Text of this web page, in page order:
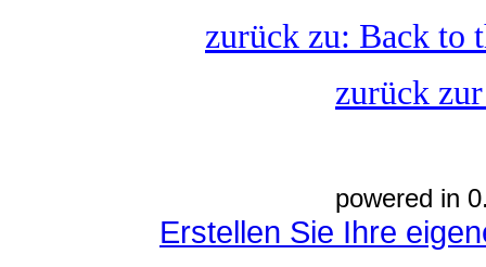
zurück zu: Back to
zurück
powered in
Erstellen Sie Ihre